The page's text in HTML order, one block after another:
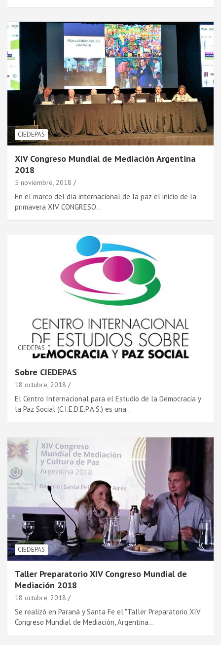
CIEDEPAS
XIV Congreso Mundial de Mediación Argentina
2018
5 noviembre, 2018
En el marco del dí­a internacional de la paz el inicio de la
primavera XIV CONGRESO…
CIEDEPAS
Sobre CIEDEPAS
18 octubre, 2018
El Centro Internacional para el Estudio de la Democracia y
la Paz Social (C.I.E.D.E.P.A.S.) es una…
CIEDEPAS
Taller Preparatorio XIV Congreso Mundial de
Mediación 2018
18 octubre, 2018
Se realizó en Paraná y Santa Fe el "Taller Preparatorio XIV
Congreso Mundial de Mediación, Argentina…